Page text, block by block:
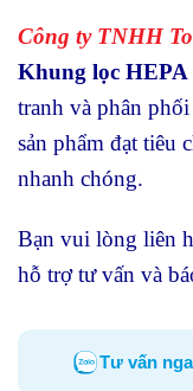
Công ty TNHH
Khung lọc HEPA
tranh và phân
sản phẩm đạt tiêu
nhanh chóng.
Bạn vui lòng liên
hỗ trợ tư vấn và
Tư vấn